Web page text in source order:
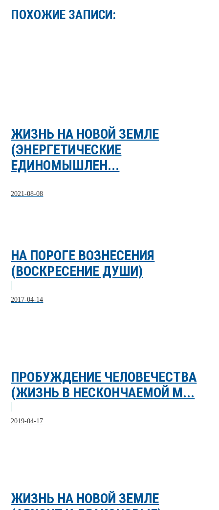
ПОХОЖИЕ ЗАПИСИ:
ЖИЗНЬ НА НОВОЙ ЗЕМЛЕ
(ЭНЕРГЕТИЧЕСКИЕ
ЕДИНОМЫШЛЕН...
2021-08-08
НА ПОРОГЕ ВОЗНЕСЕНИЯ
(ВОСКРЕСЕНИЕ ДУШИ)
2017-04-14
ПРОБУЖДЕНИЕ ЧЕЛОВЕЧЕСТВА
(ЖИЗНЬ В НЕСКОНЧАЕМОЙ М...
2019-04-17
ЖИЗНЬ НА НОВОЙ ЗЕМЛЕ